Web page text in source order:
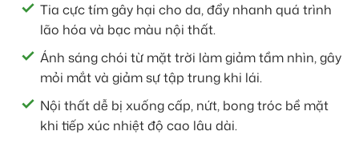
Tia cực tím gây hại cho da, đẩy nhanh quá trình
lão hóa và bạc màu nội thất.
Ánh sáng chói từ mặt trời làm giảm tầm nhìn, gây
mỏi mắt và giảm sự tập trung khi lái.
Nội thất dễ bị xuống cấp, nứt, bong tróc bề mặt
khi tiếp xúc nhiệt độ cao lâu dài.